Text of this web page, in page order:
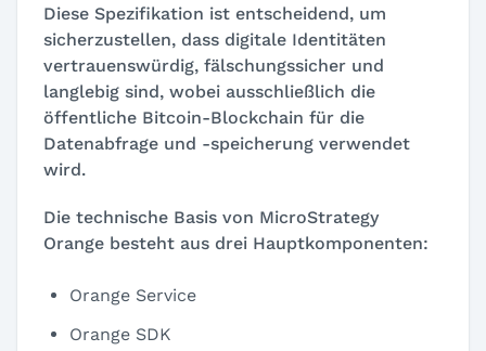
Diese Spezifikation ist entscheidend, um
sicherzustellen, dass digitale Identitäten
vertrauenswürdig, fälschungssicher und
langlebig sind, wobei ausschließlich die
öffentliche Bitcoin-Blockchain für die
Datenabfrage und -speicherung verwendet
wird.
Die technische Basis von MicroStrategy
Orange besteht aus drei Hauptkomponenten:
Orange Service
Orange SDK